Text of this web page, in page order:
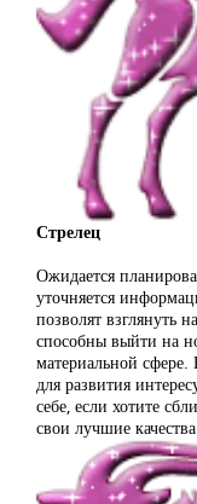
Стрелец
Ожидается
уточняется
позволят взглянуть
способны выйти на
материальной
для развития
себе, если хотите
свои лучшие